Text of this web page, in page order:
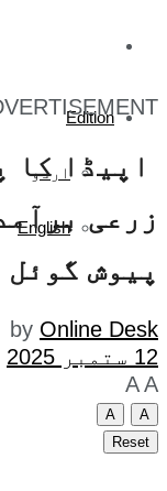
Edition
اردو
English
اپیڈا کا
زرعی
پیوش گوئل
by Online Desk
12 ستمبر 2025
A A
A
A
Reset